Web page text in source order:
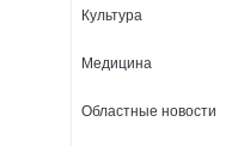
Культура
Медицина
Областные новости